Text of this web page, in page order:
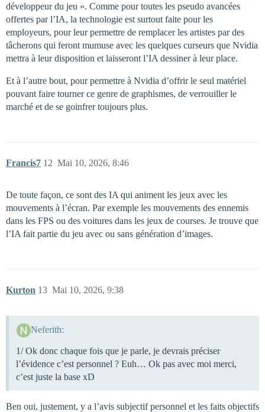
développeur du jeu ». Comme pour toutes les pseudo avancées
offertes par l’IA, la technologie est surtout faite pour les
employeurs, pour leur permettre de remplacer les artistes par des
tâcherons qui feront mumuse avec les quelques curseurs que Nvidia
mettra à leur disposition et laisseront l’IA dessiner à leur place.
Et à l’autre bout, pour permettre à Nvidia d’offrir le seul matériel
pouvant faire tourner ce genre de graphismes, de verrouiller le
marché et de se goinfrer toujours plus.
Francis7 Mai 10, 2026, 8:46
12
De toute façon, ce sont des IA qui animent les jeux avec les
mouvements à l’écran. Par exemple les mouvements des ennemis
dans les FPS ou des voitures dans les jeux de courses. Je trouve que
l’IA fait partie du jeu avec ou sans génération d’images.
Kurton Mai 10, 2026, 9:38
13
Neferith:
1/ Ok donc chaque fois que je parle, je devrais préciser
l’évidence c’est personnel ? Euh… Ok pas avec moi merci,
c’est juste la base xD
Ben oui, justement, y a l’avis subjectif personnel et les faits objectifs